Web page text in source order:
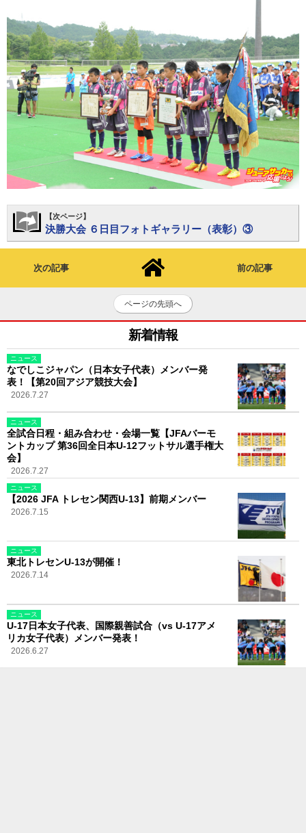
【次ページ】
決勝大会 ６日目フォトギャラリー（表彰）③
次の記事 前の記事
ページの先頭へ
新着情報
ニュース
なでしこジャパン（日本女子代表）メンバー発
表！【第20回アジア競技大会】
2026.7.27
ニュース
全試合日程・組み合わせ・会場一覧【JFAバーモ
ントカップ 第36回全日本U-12フットサル選手権大
会】
2026.7.27
ニュース
【2026 JFA トレセン関西U-13】前期メンバー
2026.7.15
ニュース
東北トレセンU-13が開催！
2026.7.14
ニュース
U-17日本女子代表、国際親善試合（vs U-17アメ
リカ女子代表）メンバー発表！
2026.6.27